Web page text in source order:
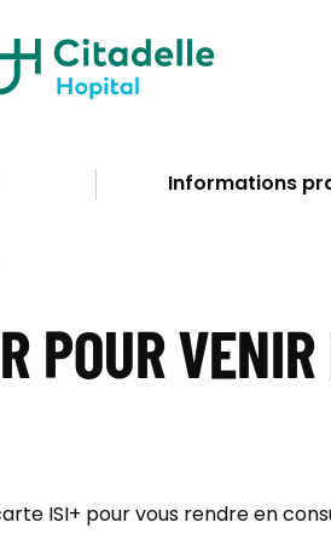
Informations
POUR
ISI+ pour vous rendre en